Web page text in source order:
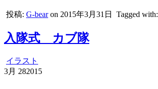
投稿: G-bearon 2015年3月31日 Tagged with:
入隊式 カブ隊
イラスト
3月 282015